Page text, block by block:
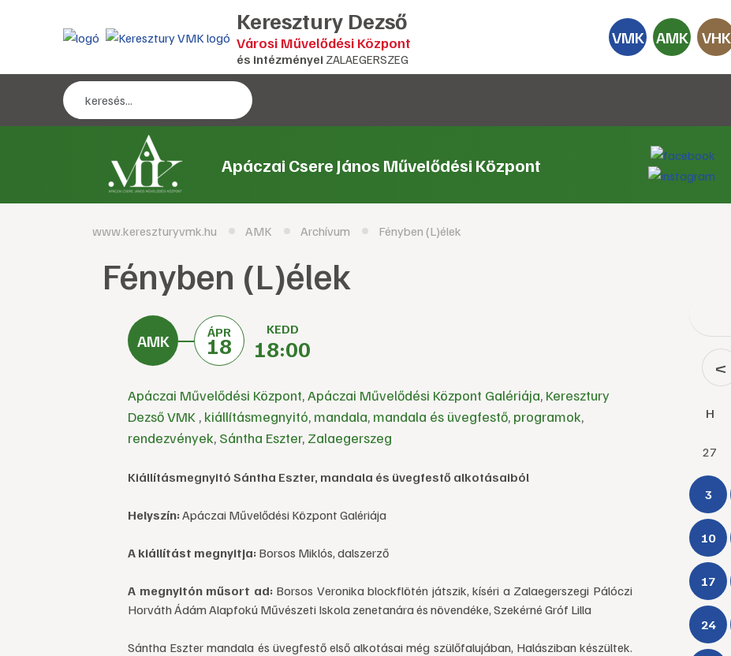
Keresztury Dezső
Városi Művelődési Központ
és intézményei ZALAEGERSZEG
VMK AMK VHK
Apáczai Csere János Művelődési Központ
www.kereszturyvmk.hu AMK Archívum Fényben (L)élek
Fényben (L)élek
ÁPR
18
KEDD
18:00
Apáczai Művelődési Központ,Apáczai Művelődési Központ Galériája, Keresztury
Dezső VMK , kiállításmegnyitó, mandala, mandala és üvegfestő, programok,
rendezvények, Sántha Eszter, Zalaegerszeg
Kiállításmegnyitó Sántha Eszter, mandala és üvegfestő alkotásaiból
Helyszín:Apáczai Művelődési Központ Galériája
A kiállítást megnyitja: Borsos Miklós, dalszerző
A megnyitón műsort ad:Borsos Veronika blockflötén játszik, kíséri a Zalaegerszegi Pálóczi
Horváth Ádám Alapfokú Művészeti Iskola zenetanára és növendéke, Szekérné Gróf Lilla
Sántha Eszter mandala és üvegfestő első alkotásai még szülőfalujában, Halásziban készültek.
<
H
27
3
10
17
24